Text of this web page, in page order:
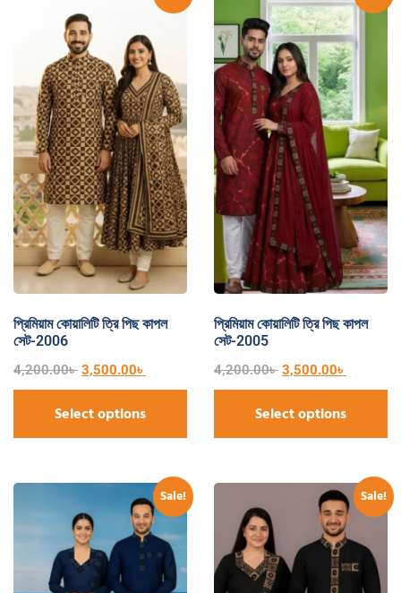
প্রিমিয়াম কোয়ালিটি ত্রি পিছ কাপল
সেট-2006
4,200.00৳ 3,500.00৳
Select options
প্রিমিয়াম কোয়ালিটি ত্রি পিছ কাপল
সেট-2005
4,200.00৳ 3,500.00৳
Select options
Sale! Sale!